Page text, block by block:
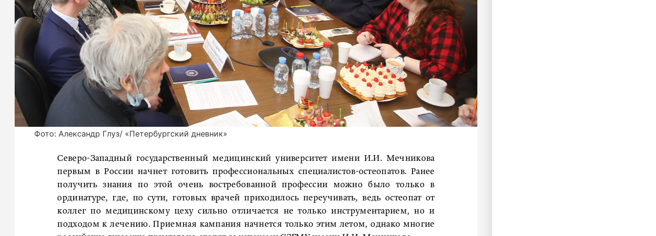
Фото: Александр Глуз/ «Петербургский дневник»
Северо-Западный государственный медицинский университет имени И.И. Мечникова
первым в России начнет готовить профессиональных специалистов-остеопатов. Ранее
получить знания по этой очень востребованной профессии можно было только в
ординатуре, где, по сути, готовых врачей приходилось переучивать, ведь остеопат от
коллег по медицинскому цеху сильно отличается не только инструментарием, но и
подходом к лечению. Приемная кампания начнется только этим летом, однако многие